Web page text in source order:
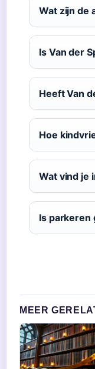
Wat zijn de
Is Van der
Heeft Van
Hoe
Wat vind je
Is parkeren
MEER